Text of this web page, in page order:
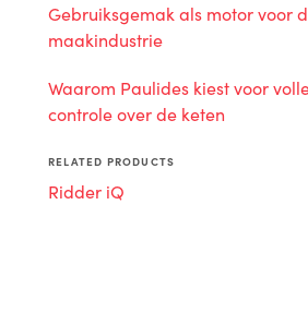
Gebruiksgemak als motor voor
maakindustrie
Waarom Paulides kiest voor
controle over de keten
RELATED PRODUCTS
Ridder iQ